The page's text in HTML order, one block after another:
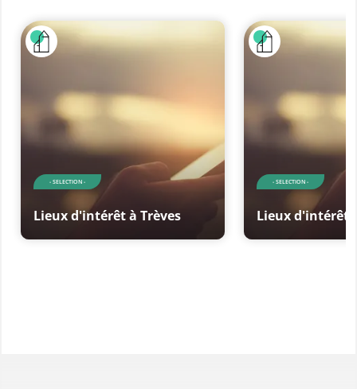
- SELECTION -
Lieux d'intérêt à Trèves
- SELECTION -
Lieux d'intérêt